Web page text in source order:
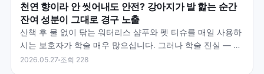
천연 향이라 안 씻어내도 안전? 강아지가 발 핥는 순간
잔여 성분이 그대로 경구 노출
산책 후 물 없이 닦는 워터리스 샴푸와 펫 티슈를 매일 사용하
시는 보호자가 학술 매우 많으십니다. 그러나 학술 진실 — 4-
Legger 학술 자료 명시 — 우리는 목욕 후…
2026.05.27 조회 228